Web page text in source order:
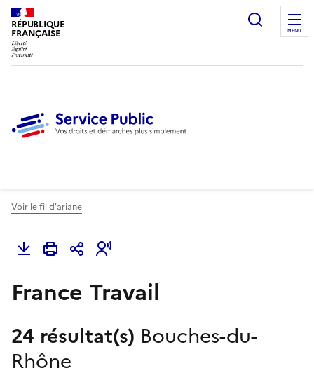
RÉPUBLIQUE
FRANÇAISE
Ouvrir
MENU
Voir le fil d'ariane
France Travail
24 résultat(s) Bouches-du-
Rhône